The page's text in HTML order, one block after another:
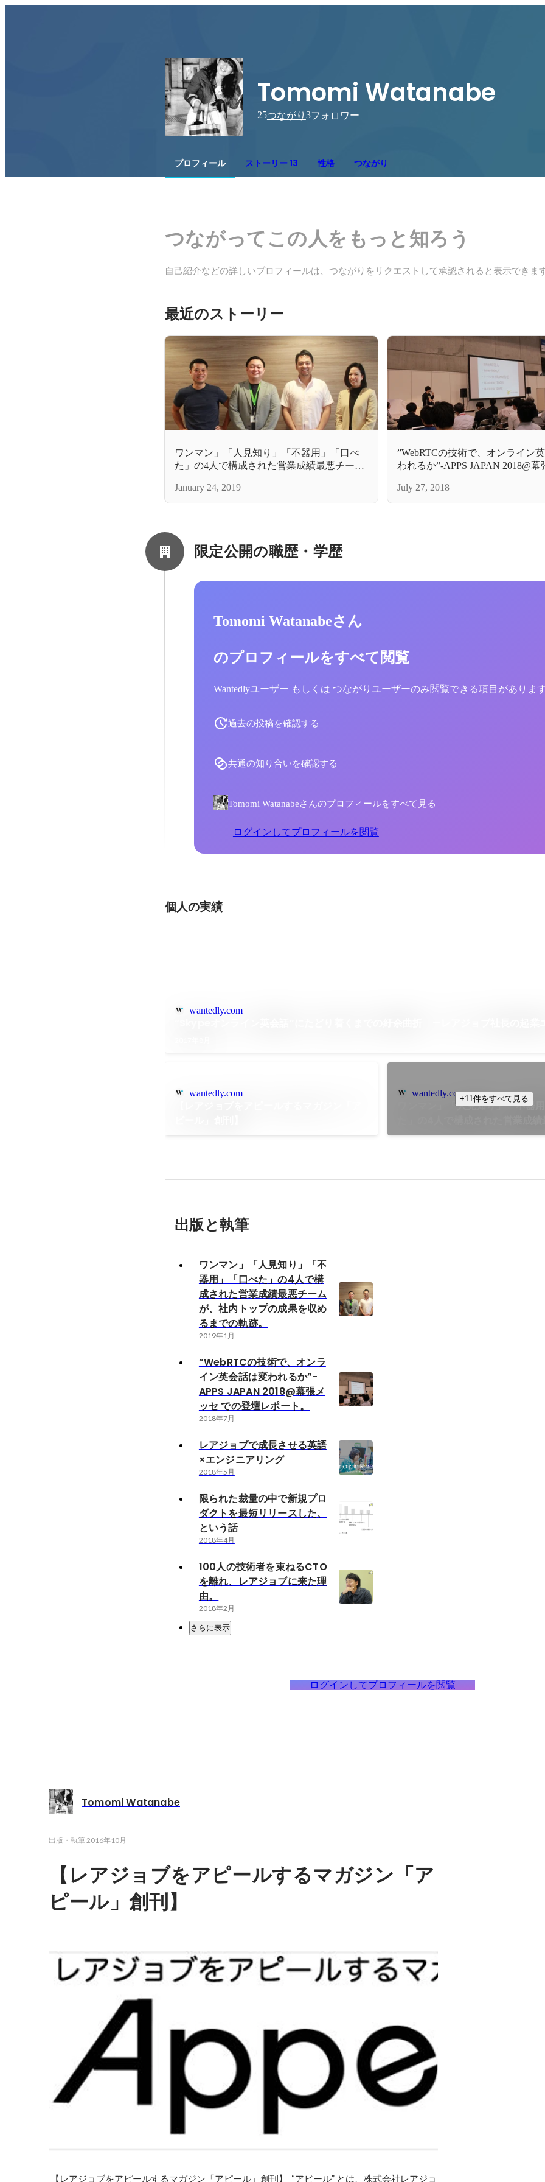
Tomomi Watanabe
25つながり 3フォロワー
プロフィール ストーリー 13 性格 つながり
つながってこの人をもっと知ろう
自己紹介などの詳しいプロフィールは、つながりをリクエストして承認されると表示できま
最近のストーリー
ワンマン」「人見知り」「不器用」「口べ
た」の4人で構成された営業成績最悪チーム
跡。
January 24, 2019
”WebRTCの技術で、オンライン
われるか”-APPS JAPAN 2018@
July 27, 2018
限定公開の職歴・学歴
Tomomi Watanabeさん
のプロフィールをすべて閲覧
Wantedlyユーザー もしくは つながりユーザーのみ閲覧できる項目がありま
過去の投稿を確認する
共通の知り合いを確認する
Tomomi Watanabeさんのプロフィールをすべて見る
ログインしてプロフィールを閲覧
個人の実績
wantedly.com
wantedly.com wantedly.com
ワンマン」「人見知り」「不器
ムが、社内トップの成果を収め
+11件をすべて見る
出版と執筆
ワンマン」「人見知り」「不
器用」「口べた」の4人で構
成された営業成績最悪チーム
が、社内トップの成果を収め
るまでの軌跡。
2019年1月
”WebRTCの技術で、オンラ
イン英会話は変われるか”-
APPS JAPAN 2018@幕張メ
ッセ での登壇レポート。
2018年7月
レアジョブで成長させる英語
×エンジニアリング
2018年5月
限られた裁量の中で新規プロ
ダクトを最短リリースした、
という話
2018年4月
100人の技術者を束ねるCTO
を離れ、レアジョブに来た理
由。
2018年2月
さらに表示
ログインしてプロフィールを閲覧
Tomomi Watanabe
出版・執筆2016年10月
【レアジョブをアピールするマガジン「ア
ピール」創刊】